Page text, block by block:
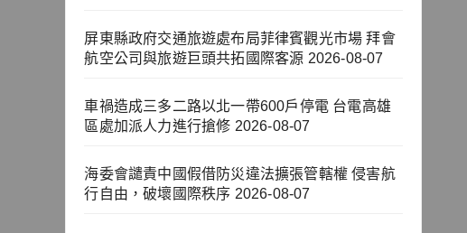
屏東縣政府交通旅遊處布局菲律賓觀光市場 拜會
航空公司與旅遊巨頭共拓國際客源 2026-08-07
車禍造成三多二路以北一帶600戶停電 台電高雄
區處加派人力進行搶修 2026-08-07
海委會譴責中國假借防災違法擴張管轄權 侵害航
行自由，破壞國際秩序 2026-08-07